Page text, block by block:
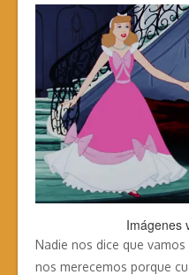
Imágenes
Nadie nos dice que
nos merecemos porque